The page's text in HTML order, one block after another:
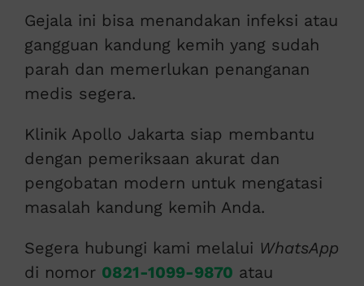
Gejala ini bisa menandakan infeksi atau
gangguan kandung kemih yang sudah
parah dan memerlukan penanganan
medis segera.
Klinik Apollo Jakarta siap membantu
dengan pemeriksaan akurat dan
pengobatan modern untuk mengatasi
masalah kandung kemih Anda.
Segera hubungi kami melalui WhatsApp
di nomor 0821-1099-9870 atau